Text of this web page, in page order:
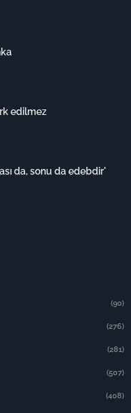
edilmez
da, sonu da edebdir'
(90)
(276)
(281)
(507)
(408)